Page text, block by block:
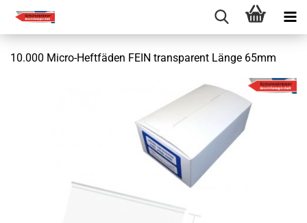
10.000 Micro-Heftfäden FEIN transparent Länge 65mm